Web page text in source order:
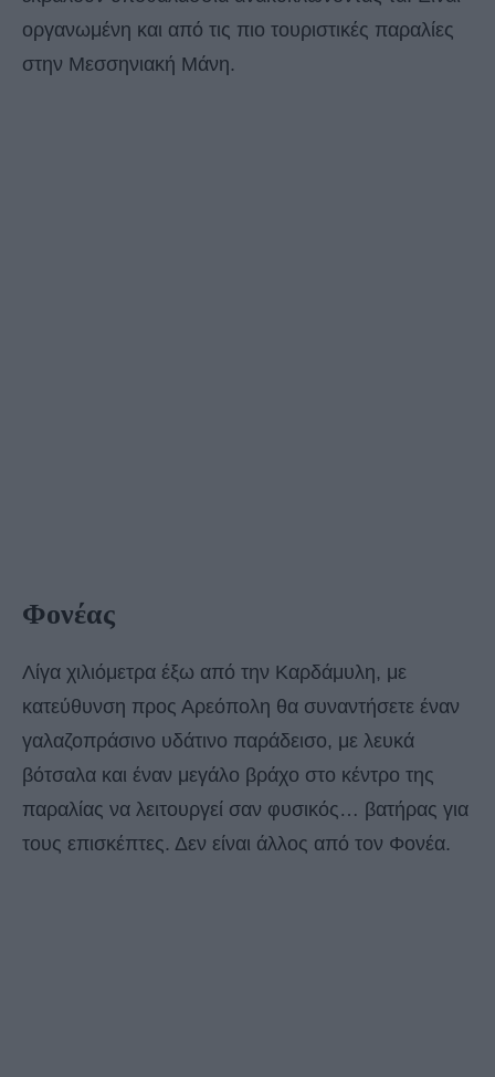
οργανωμένη και από τις πιο τουριστικές παραλίες
στην Μεσσηνιακή Μάνη.
Φονέας
Λίγα χιλιόμετρα έξω από την Καρδάμυλη, με
κατεύθυνση προς Αρεόπολη θα συναντήσετε έναν
γαλαζοπράσινο υδάτινο παράδεισο, με λευκά
βότσαλα και έναν μεγάλο βράχο στο κέντρο της
παραλίας να λειτουργεί σαν φυσικός… βατήρας για
τους επισκέπτες. Δεν είναι άλλος από τον Φονέα.